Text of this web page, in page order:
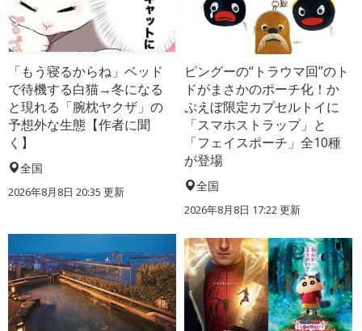
「もう寝るからね」ベッド
で待機する白猫→冬になる
と現れる「腕枕ヤクザ」の
予想外な生態【作者に聞
く】
全国
2026年8月8日 20:35 更新
ピングーの“トラウマ回”のト
ドがまさかのポーチ化！か
ぷえぼ限定カプセルトイに
「スマホストラップ」と
「フェイスポーチ」全10種
が登場
全国
2026年8月8日 17:22更新